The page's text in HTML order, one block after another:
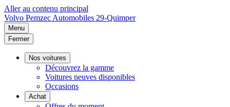
Aller au contenu principal
Volvo Pemzec Automobiles 29-Quimper
Menu
Fermer
Nos voitures
Découvrez la gamme
Voitures neuves disponibles
Occasions
Achat